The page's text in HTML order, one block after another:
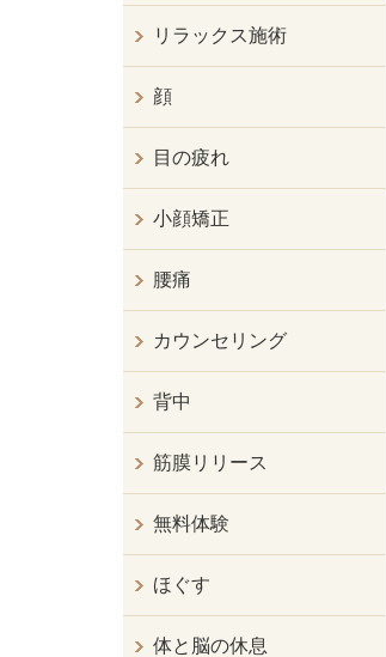
リラックス施術
顔
目の疲れ
小顔矯正
腰痛
カウンセリング
背中
筋膜リリース
無料体験
ほぐす
体と脳の休息